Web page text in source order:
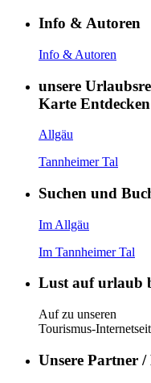
Info & Autoren
Info & Autoren
unsere
Karte
Allgäu
Tannheimer Tal
Suchen und
Im Allgäu
Im Tannheimer Tal
Lust auf urlaub
Auf zu unseren
Tourismus-
Unsere Partner